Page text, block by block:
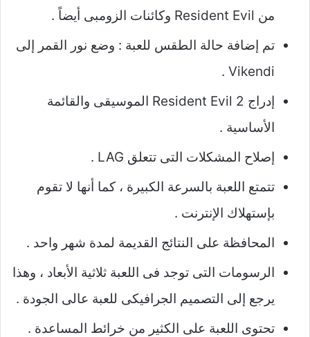
من Resident Evil وكائنات الزومبى أيضاً .
تم إضافة حالة الطقس للعبة : وضع نور القمر إلى
Vikendi .
إدراج Resident Evil 2 الموسيقى والقائمة
الأساسية .
إصلاح المشكلات التى تتعلق LAG .
تتمتع اللعبة بالسرعة الكبيرة ، كما أنها لا تقوم
بإستهلاك الإنترنت .
المحافظة على النتائج القديمة لمدة شهر واحد .
الرسومات التى توجد فى اللعبة ثلاثية الأبعاد ، وهذا
يرجع إلى التصميم الجرافيكى للعبة عالى الجودة .
تحتوى اللعبة على الكثير من خرائط المساعدة .